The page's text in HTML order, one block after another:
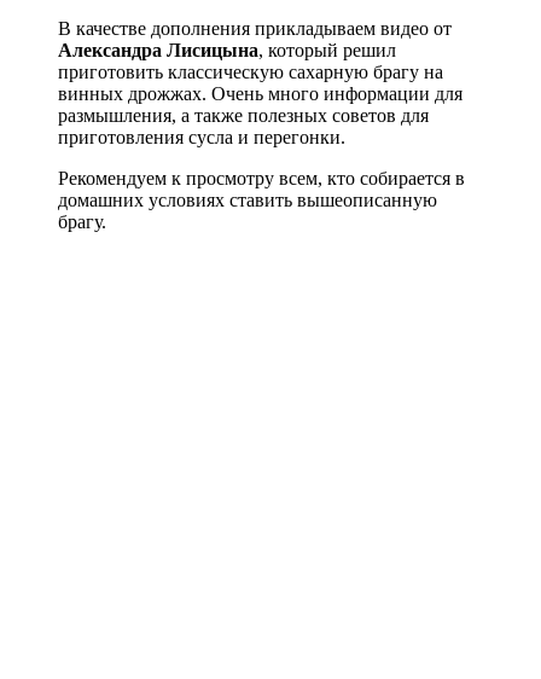
В качестве дополнения прикладываем видео от
Александра Лисицына, который решил
приготовить классическую сахарную брагу на
винных дрожжах. Очень много информации для
размышления, а также полезных советов для
приготовления сусла и перегонки.
Рекомендуем к просмотру всем, кто собирается в
домашних условиях ставить вышеописанную
брагу.